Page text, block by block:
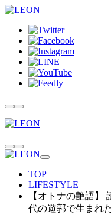
TOP
LIFESTYLE
【オトナの艶語】
代の遊郭で生まれ